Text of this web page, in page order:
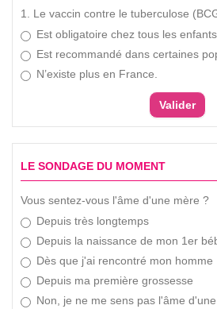
1. Le vaccin contre le tuberculose
Est obligatoire chez tous les enfants
Est recommandé dans certaines
N’existe plus en France.
LE SONDAGE DU MOMENT
Vous sentez-vous l'âme d'une mère ?
Depuis très longtemps
Depuis la naissance de mon 1er
Dès que j'ai rencontré mon homme
Depuis ma première grossesse
Non, je ne me sens pas l'âme